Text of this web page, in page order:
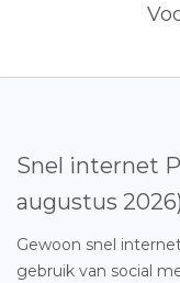
Snel internet
augustus 2026)
Gewoon snel
gebruik van social